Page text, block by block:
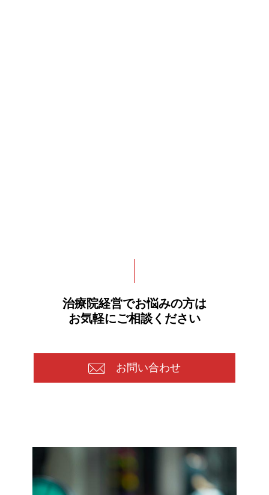
治療院経営でお悩みの方は
お気軽にご相談ください
お問い合わせ